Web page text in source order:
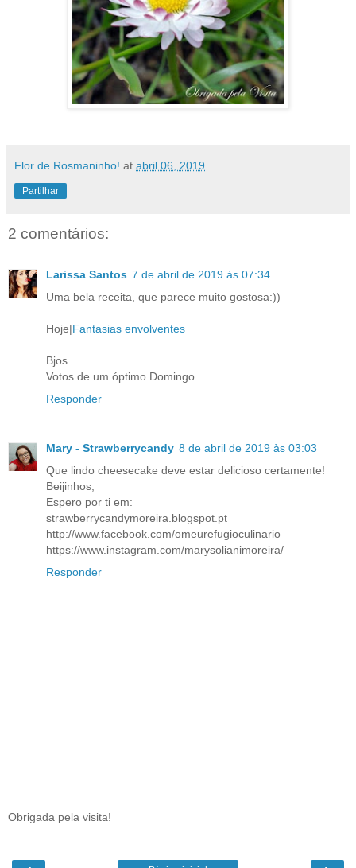
Flor de Rosmaninho! at abril 06, 2019
Partilhar
2 comentários:
Larissa Santos 7 de abril de 2019 às 07:34
Uma bela receita, que parece muito gostosa:))
Hoje|Fantasias envolventes
Bjos
Votos de um óptimo Domingo
Responder
Mary - Strawberrycandy 8 de abril de 2019 às 03:03
Que lindo cheesecake deve estar delicioso certamente!
Beijinhos,
Espero por ti em:
strawberrycandymoreira.blogspot.pt
http://www.facebook.com/omeurefugioculinario
https://www.instagram.com/marysolianimoreira/
Responder
Obrigada pela visita!